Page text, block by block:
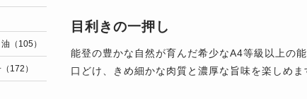
目利きの一押し
能登の豊かな自然が育んだ希少なA4等級以上の
口どけ、きめ細かな肉質と濃厚な旨味を楽しめま
（105）
172）